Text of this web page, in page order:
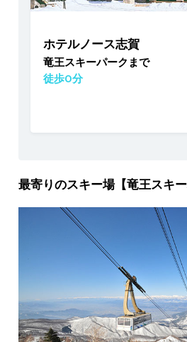
ホテルノース志賀
竜王スキーパークまで
徒歩0分
最寄りのスキー場【竜王スキー